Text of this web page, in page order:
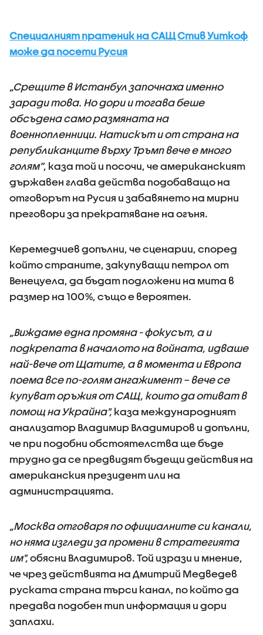
Специалният пратеник на САЩ Стив Уиткоф
може да посети Русия
„Срещите в Истанбул започнаха именно
заради това. Но дори и тогава беше
обсъдена само размяната на
военнопленници. Натискът и от страна на
републиканците върху Тръмп вече е много
голям”, каза той и посочи, че американският
държавен глава действа подобаващо на
отговорът на Русия и забавянето на мирни
преговори за прекратяване на огъня.
Керемедчиев допълни, че сценарии, според
който страните, закупуващи петрол от
Венецуела, да бъдат подложени на мита в
размер на 100%, също е вероятен.
„Виждаме една промяна - фокусът, а и
подкрепата в началото на войната, идваше
най-вече от Щатите, а в момента и Европа
поема все по-голям ангажимент – вече се
купуват оръжия от САЩ, които да отиват в
помощ на Украйна", каза международният
анализатор Владимир Владимиров и допълни,
че при подобни обстоятелства ще бъде
трудно да се предвидят бъдещи действия на
американския президент или на
администрацията.
„Москва отговаря по официалните си канали,
но няма изгледи за промени в стратегията
им",обясни Владимиров. Той изрази и мнение,
че чрез действията на Дмитрий Медведев
руската страна търси канал, по който да
предава подобен тип информация и дори
заплахи.